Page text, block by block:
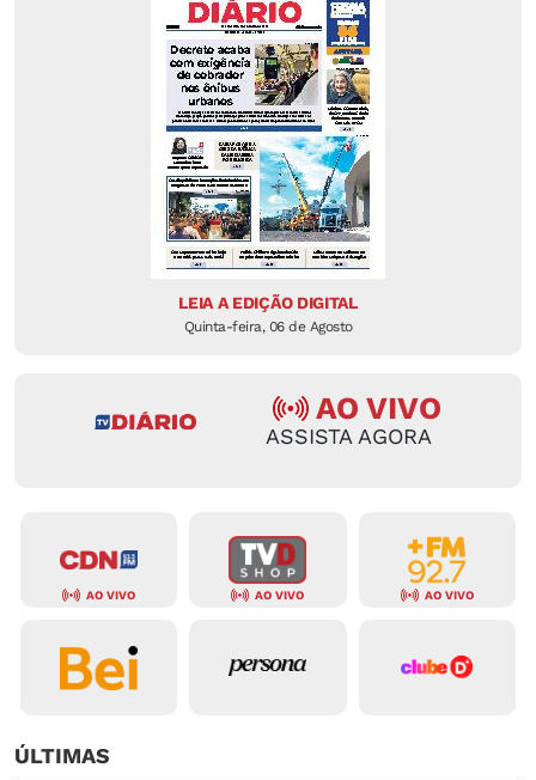
LEIA A EDIÇÃO DIGITAL
Quinta-feira, 06 de Agosto
AO VIVO
ASSISTA AGORA
AO VIVO AO VIVO AO VIVO
ÚLTIMAS